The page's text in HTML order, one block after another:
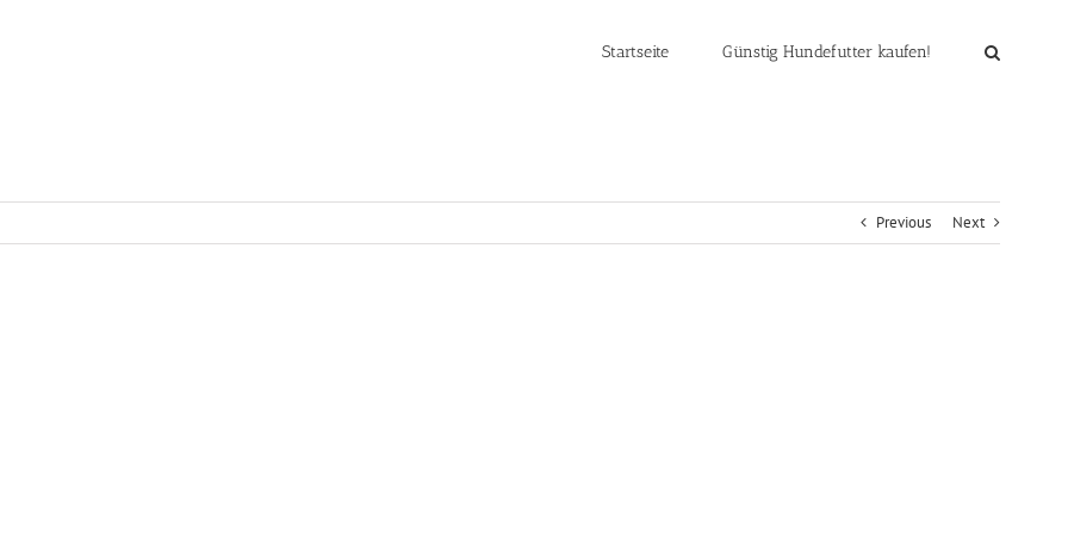
Startseite Günstig Hundefutter kaufen!
Previous Next